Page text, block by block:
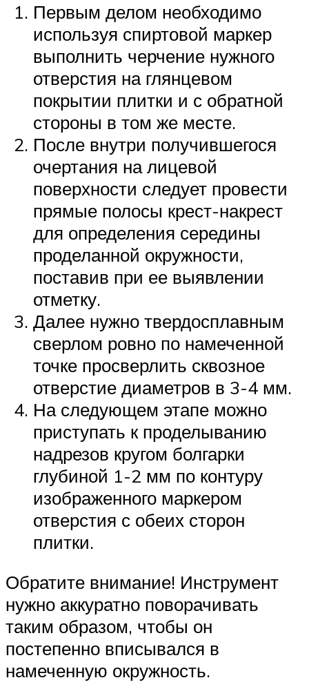
Первым делом необходимо
используя спиртовой маркер
выполнить черчение нужного
отверстия на глянцевом
покрытии плитки и с обратной
стороны в том же месте.
После внутри получившегося
очертания на лицевой
поверхности следует провести
прямые полосы крест-накрест
для определения середины
проделанной окружности,
поставив при ее выявлении
отметку.
Далее нужно твердосплавным
сверлом ровно по намеченной
точке просверлить сквозное
отверстие диаметров в 3-4 мм.
На следующем этапе можно
приступать к проделыванию
надрезов кругом болгарки
глубиной 1-2 мм по контуру
изображенного маркером
отверстия с обеих сторон
плитки.
Обратите внимание! Инструмент
нужно аккуратно поворачивать
таким образом, чтобы он
постепенно вписывался в
намеченную окружность.